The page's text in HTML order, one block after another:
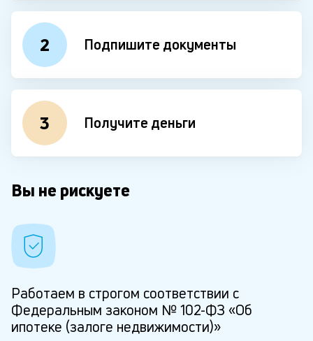
2 Подпишите документы
3 Получите деньги
Вы не рискуете
Работаем в строгом соответствии с
Федеральным законом № 102-ФЗ «Об
ипотеке (залоге недвижимости)»